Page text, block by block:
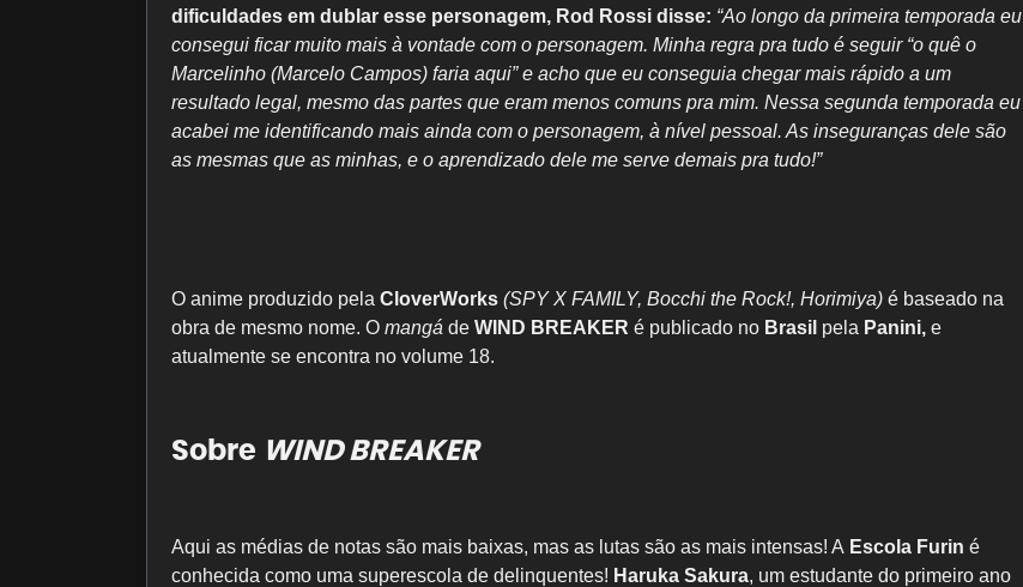
dificuldades em dublar esse personagem, Rod Rossi disse: “Ao longo da primeira temporada eu
consegui ficar muito mais à vontade com o personagem. Minha regra pra tudo é seguir “o quê o
Marcelinho (Marcelo Campos) faria aqui” e acho que eu conseguia chegar mais rápido a um
resultado legal, mesmo das partes que eram menos comuns pra mim. Nessa segunda temporada eu
acabei me identificando mais ainda com o personagem, à nível pessoal. As inseguranças dele são
as mesmas que as minhas, e o aprendizado dele me serve demais pra tudo!”
O anime produzido pela CloverWorks (SPY X FAMILY, Bocchi the Rock!, Horimiya) é baseado na
obra de mesmo nome. O mangá de WIND BREAKER é publicado no Brasil pela Panini, e
atualmente se encontra no volume 18.
Sobre WIND BREAKER
Aqui as médias de notas são mais baixas, mas as lutas são as mais intensas! A Escola Furin é
conhecida como uma superescola de delinquentes! Haruka Sakura, um estudante do primeiro ano